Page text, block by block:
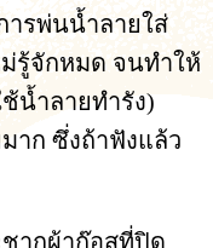
รพ่นน้ำลายใส่
รู้จักหมด จนทำให้
น้ำลายทำรัง)
าก ซึ่งถ้าฟังแล้ว
ากผ้าก๊อสที่ปิด